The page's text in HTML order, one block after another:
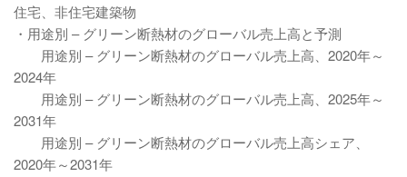
住宅、非住宅建築物
・用途別 – グリーン断熱材のグローバル売上高と予測
用途別 – グリーン断熱材のグローバル売上高、2020年～
2024年
用途別 – グリーン断熱材のグローバル売上高、2025年～
2031年
用途別 – グリーン断熱材のグローバル売上高シェア、
2020年～2031年